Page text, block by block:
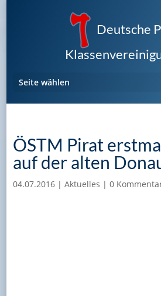
Deutsche
Seite wählen
ÖSTM Pirat
auf der alten
04.07.2016| Aktuelles | 0